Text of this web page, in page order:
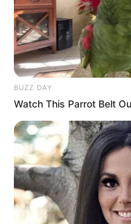
BUZZ DAY
Watch This Parrot Belt